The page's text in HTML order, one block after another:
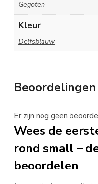
Gegoten
Kleur
Delfsblauw
Beoordelingen
Er zijn nog geen
Wees de
rond small –
beoordelen